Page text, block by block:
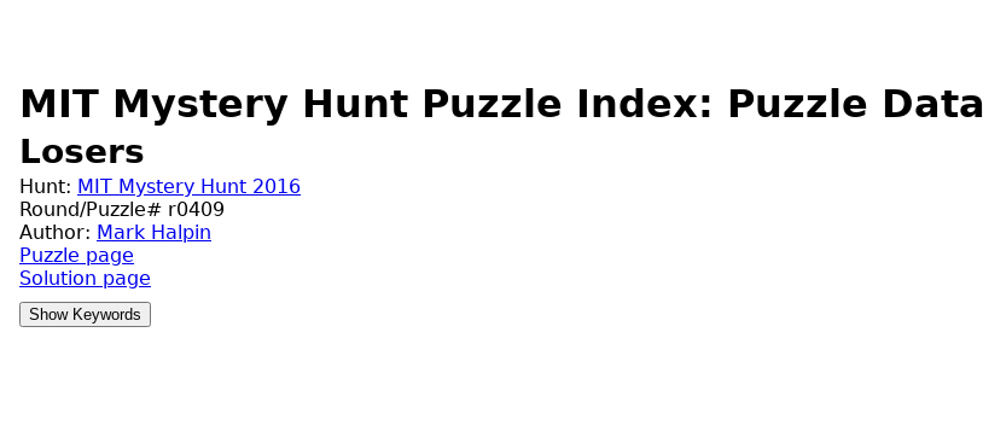
MIT Mystery Hunt Puzzle Index: Puzzle Data
Losers
Hunt: MIT Mystery Hunt 2016
Round/Puzzle# r0409
Author: Mark Halpin
Puzzle page
Solution page